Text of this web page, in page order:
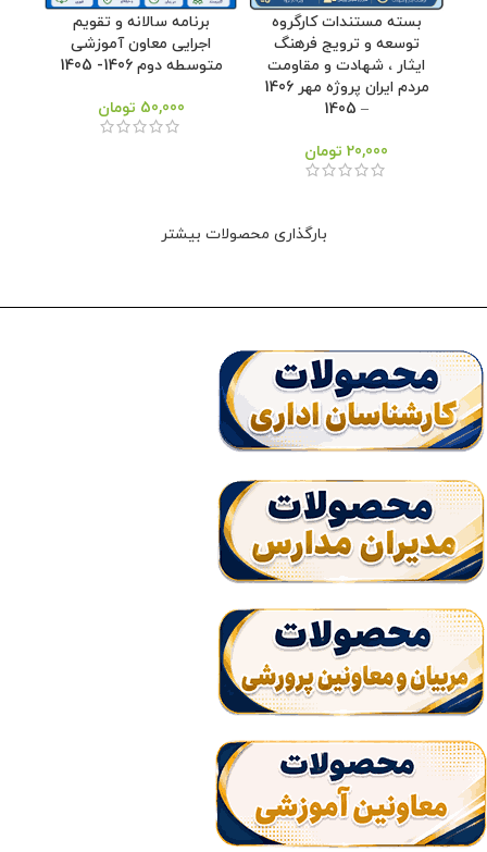
بسته مستندات کارگروه
توسعه و ترویج فرهنگ
ایثار ، شهادت و مقاومت
مردم ایران پروژه مهر 1406
– 1405
20,000 تومان
برنامه سالانه و تقویم
اجرایی معاون آموزشی
متوسطه دوم 1406- 1405
50,000 تومان
بارگذاری محصولات بیشتر